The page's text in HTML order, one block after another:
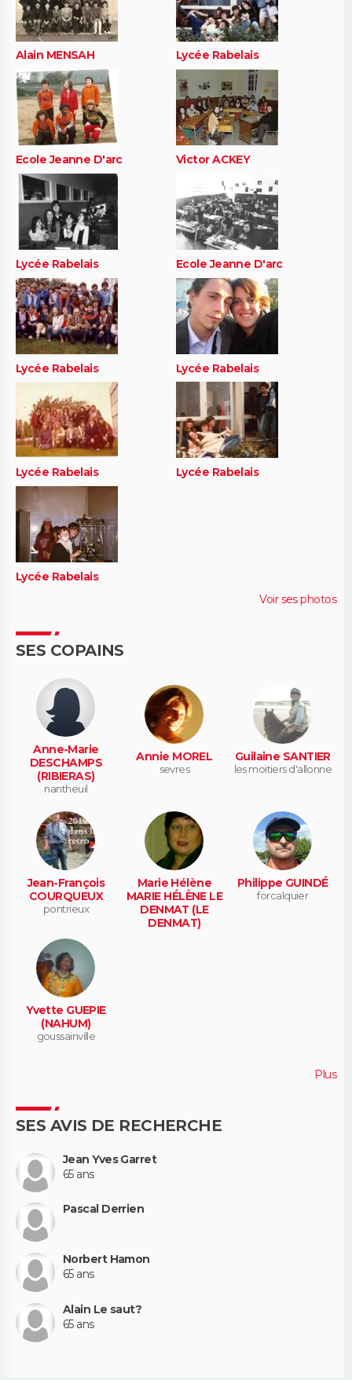
Alain MENSAH Lycée Rabelais
Ecole Jeanne D'arc Victor ACKEY
Lycée Rabelais Ecole Jeanne D'arc
Lycée Rabelais Lycée Rabelais
Lycée Rabelais Lycée Rabelais
Lycée Rabelais
Voir ses photos
SES COPAINS
Anne-Marie
DESCHAMPS
(RIBIERAS)
nantheuil
Annie MOREL
sevres
Guilaine SANTIER
les moitiers d'allonne
Jean-François
COURQUEUX
pontrieux
Marie Hélène
MARIE HÉLÈNE LE
DENMAT (LE
DENMAT)
Philippe GUINDÉ
forcalquier
Yvette GUEPIE
(NAHUM)
goussainville
Plus
SES AVIS DE RECHERCHE
Jean Yves Garret
65 ans
Pascal Derrien
Norbert Hamon
65 ans
Alain Le saut?
65 ans